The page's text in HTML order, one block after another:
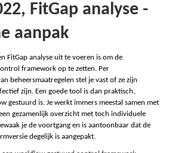
FitGap analyse -
aanpak
FitGap analyse uit te voeren is om de
framework op te zetten. Per
beheersmaatregelen stel je vast of ze zijn
zijn. Een goede tool is dan praktisch,
gestuurd is. Je werkt immers meestal samen met
gezamenlijk overzicht met toch individuele
je de voortgang en is aantoonbaar dat de
degelijk is aangepakt.